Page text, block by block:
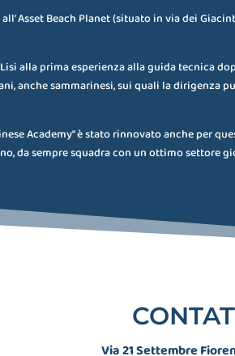
Asset Beach Planet (situato in via dei
alla prima esperienza alla guida tecnica
anche sammarinesi, sui quali la
Academy” è stato rinnovato anche per
da sempre squadra con un ottimo settore
Via 21 Settembre